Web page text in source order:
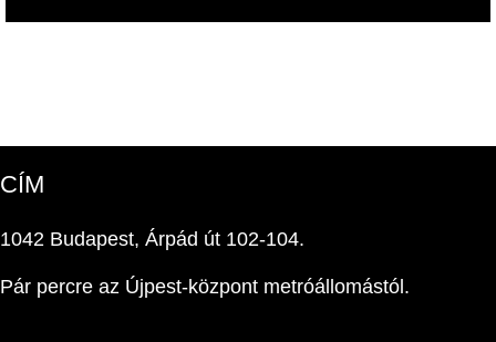
CÍM
1042 Budapest, Árpád út 102-104.
Pár percre az Újpest-központ metróállomástól.